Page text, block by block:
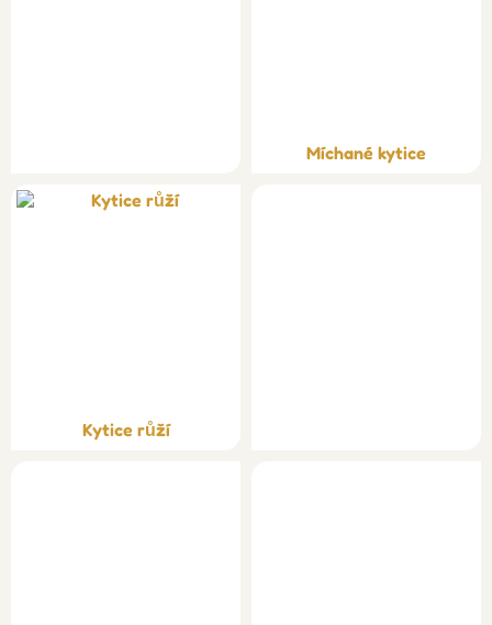
Míchané kytice
Kytice růží